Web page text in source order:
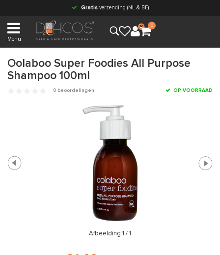
Gratisverzending (NL & BE)
Menu
0
Oolaboo Super Foodies All Purpose
Shampoo 100ml
0 beoordelingen OP VOORRAAD
Afbeelding 1 / 1